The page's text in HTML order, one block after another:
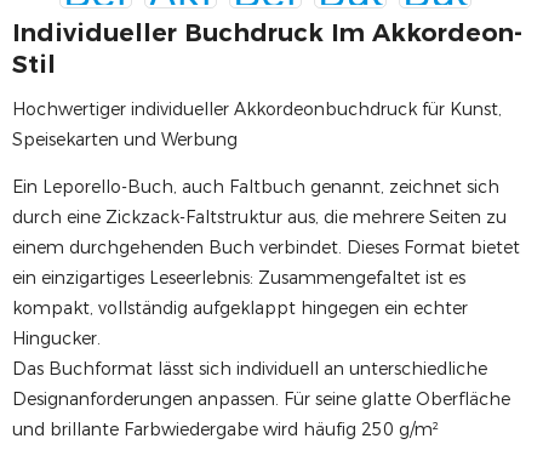
Individueller Buchdruck Im Akkordeon-
Stil
Hochwertiger individueller Akkordeonbuchdruck für Kunst,
Speisekarten und Werbung
Ein Leporello-Buch, auch Faltbuch genannt, zeichnet sich
durch eine Zickzack-Faltstruktur aus, die mehrere Seiten zu
einem durchgehenden Buch verbindet. Dieses Format bietet
ein einzigartiges Leseerlebnis: Zusammengefaltet ist es
kompakt, vollständig aufgeklappt hingegen ein echter
Hingucker.
Das Buchformat lässt sich individuell an unterschiedliche
Designanforderungen anpassen. Für seine glatte Oberfläche
und brillante Farbwiedergabe wird häufig 250 g/m²